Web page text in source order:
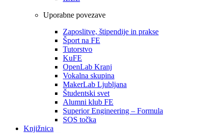
Uporabne povezave
Zaposlitve, štipendije in prakse
Šport na FE
Tutorstvo
KuFE
OpenLab Kranj
Vokalna skupina
MakerLab Ljubljana
Študentski svet
Alumni klub FE
Superior Engineering – Formula
SOS točka
Knjižnica